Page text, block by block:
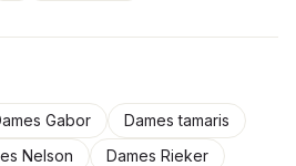
Gabor
Dames tamaris
Nelson
Dames Rieker